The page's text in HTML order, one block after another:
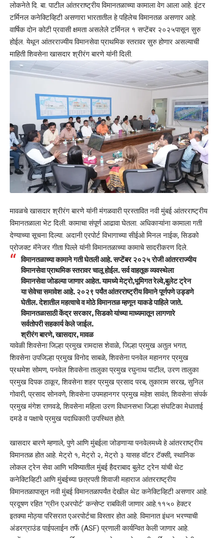
लोकनेते दि. बा. पाटील आंतरराष्ट्रीय विमानतळाच्या कामाला वेग आला आहे. इंटर
टर्मिनल कनेक्टिव्हिटी असणारा भारतातील हे पहिलेच विमानतळ असणार आहे.
वार्षिक दोन कोटी प्रवासी क्षमता असलेले टर्मिनल १ सप्टेंबर २०२५पासून सुरु
होईल. येथून आंतरराज्यीय विमानसेवा प्राथमिक स्तरावर सुरु होणार असल्याची
माहिती शिवसेना खासदार श्रीरंग बारणे यांनी दिली.
मावळचे खासदार श्रीरंग बारणे यांनी मंगळवारी प्रस्तावित नवी मुंबई आंतरराष्ट्रीय
विमानतळाला भेट दिली. कामाचा संपूर्ण आढावा घेतला. अधिकाऱ्यांना कामाला गती
देण्याच्या सूचना दिल्या. अदानी एरपोर्ट विभागाच्या सीईओ मिनल नाईक, सिडको
प्रोजक्ट मॅनेजर गीता पिल्ले यांनी विमानतळाच्या कामाचे सादरीकरण दिले.
विमानतळाच्या कामाने गती घेतली आहे. सप्टेंबर २०२५ रोजी आंतरराज्यीय
विमानसेवा प्राथमिक स्तरावर चालू होईल. सर्व वाहतूक व्यवस्थेला
विमानसेवा जोडल्या जाणार आहेत. यामध्ये मेट्रो,भूमिगत रेल्वे,बुलेट ट्रेन
या सेवेचा समावेश आहे. २०२९ पर्यंत आंतरराष्ट्रीय विमाने पूर्णपणे उड्डणे
घेतील. देशातील महत्वाचे व मोठे विमानतळ म्हणून याकडे पाहिले जाते.
विमानतळासाठी केंद्र सरकार, सिडको यांच्या माध्यमातून लागणारे
सर्वतोपरी सहकार्य केले जाईल.
श्रीरंग बारणे, खासदार, मावळ
यावेळी शिवसेना जिल्हा प्रमुख रामदास शेवाळे, जिल्हा प्रमुख अतुल भगत,
शिवसेना उपजिल्हा प्रमुख विनोद साबळे, शिवसेना पनवेल महानगर प्रमुख
प्रथमेश सोमण, पनवेल शिवसेना तालुका प्रमुख रघुनाथ पाटील, उरण तालुका
प्रमुख दिपक ठाकूर, शिवसेना शहर प्रमुख प्रसाद परब, तुकाराम सरख, सुनिल
गोवारी, प्रसाद सोनवणे, शिवसेना उपमहानगर प्रमुख महेश सावंत, शिवसेना संपर्क
प्रमुख मंगेश राणवडे, शिवसेना महिला उरण विधानसभा जिल्हा संघटिका मेधाताई
दमडे व पक्षाचे प्रमुख पदाधिकारी उपस्थित होते.
खासदार बारणे म्हणाले, पुणे आणि मुंबईला जोडणाऱ्या पनवेलमध्ये हे आंतरराष्ट्रीय
विमानतळ होत आहे. मेट्रो १, मेट्रो २, मेट्रो ३ यासह वॉटर टॅक्सी, स्थानिक
लोकल ट्रेन सेवा आणि भविष्यातील मुंबई हैदराबाद बुलेट ट्रेन यांची थेट
कनेक्टिव्हिटी आणि मुंबईच्या छत्रपती शिवाजी महाराज आंतरराष्ट्रीय
विमानतळापासून नवी मुंबई विमानतळापर्यंत देखील थेट कनेक्टिव्हिटी असणार आहे.
प्रदूषण रहित ‘ग्रीन एअरपोर्ट’ कन्सेप्ट राबविली जाणार आहे.११५० हेक्टर
इतक्या मोठ्या परिसरात एअरपोर्टचा विस्तार होत आहे. विमानात इंधन भरण्याची
अंडरग्राउंड पाईपलाईन तर्फे (ASF) प्रणाली कार्यन्वित केली जाणार आहे.